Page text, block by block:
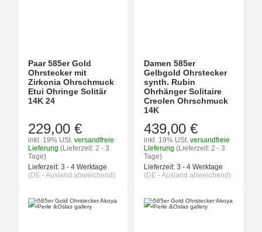
Paar 585er Gold
Ohrstecker mit
Zirkonia Ohrschmuck
Etui Ohringe Solitär
14K 24
229,00 €
inkl. 19% USt. versandfreie
Lieferung (Lieferzeit: 2 - 3
Tage)
Lieferzeit: 3 - 4 Werktage
(DE - Ausland abweichend)
Damen 585er
Gelbgold Ohrstecker
synth. Rubin
Ohrhänger Solitaire
Creolen Ohrschmuck
14K
439,00 €
inkl. 19% USt. versandfreie
Lieferung (Lieferzeit: 2 - 3
Tage)
Lieferzeit: 3 - 4 Werktage
(DE - Ausland abweichend)